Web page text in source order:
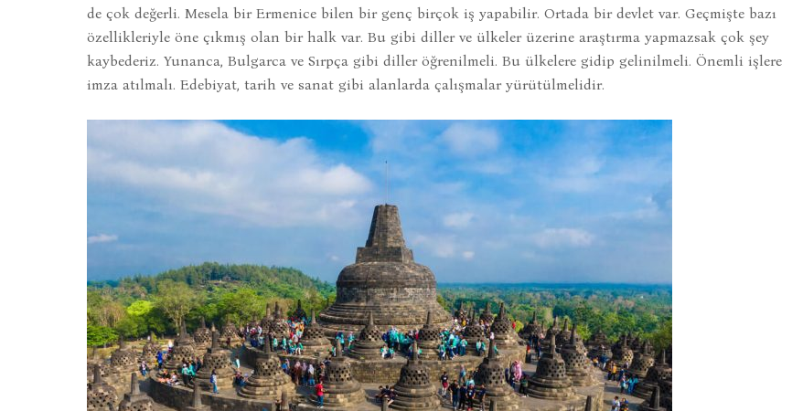
de çok değerli. Mesela bir Ermenice bilen bir genç birçok iş yapabilir. Ortada bir devlet var. Geçmişte bazı
özellikleriyle öne çıkmış olan bir halk var. Bu gibi diller ve ülkeler üzerine araştırma yapmazsak çok şey
kaybederiz. Yunanca, Bulgarca ve Sırpça gibi diller öğrenilmeli. Bu ülkelere gidip gelinilmeli. Önemli işlere
imza atılmalı. Edebiyat, tarih ve sanat gibi alanlarda çalışmalar yürütülmelidir.